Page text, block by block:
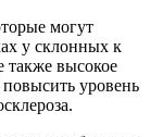
могут
у склонных к
высокое
уровень